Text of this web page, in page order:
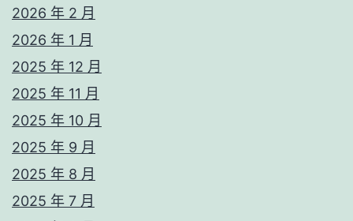
2026 年 2 月
2026 年 1 月
2025 年 12 月
2025 年 11 月
2025 年 10 月
2025 年 9 月
2025 年 8 月
2025 年 7 月